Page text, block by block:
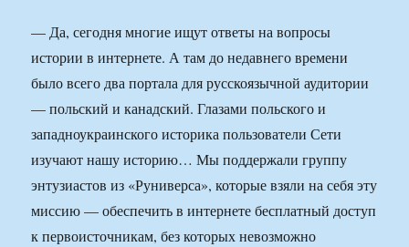
— Да, сегодня многие ищут ответы на вопросы
истории в интернете. А там до недавнего времени
было всего два портала для русскоязычной аудитории
— польский и канадский. Глазами польского и
западноукраинского историка пользователи Сети
изучают нашу историю… Мы поддержали группу
энтузиастов из «Руниверса», которые взяли на себя эту
миссию — обеспечить в интернете бесплатный доступ
к первоисточникам, без которых невозможно